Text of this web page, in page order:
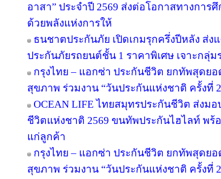
อาสา” ประจำปี 2569 ส่งต่อโอกาสทางการ
ด้วยพลังแห่งการให้
ธนชาตประกันภัย เปิดเกมรุกครึ่งปีหลัง ส่ง
ประกันภัยรถยนต์ชั้น 1 ราคาพิเศษ เจาะกลุ่
กรุงไทย – แอกซ่า ประกันชีวิต ยกทัพสุดย
สุขภาพ ร่วมงาน “วันประกันแห่งชาติ ครั้งที่
OCEAN LIFE ไทยสมุทรประกันชีวิต ส่งม
ชีวิตแห่งชาติ 2569 ขนทัพประกันไฮไลท์ พร้
แก่ลูกค้า
กรุงไทย – แอกซ่า ประกันชีวิต ยกทัพสุดย
สุขภาพ ร่วมงาน “วันประกันแห่งชาติ ครั้งที่